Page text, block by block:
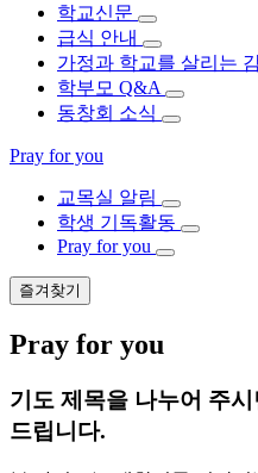
학교신문
급식 안내
가정과 학교를 살리는
학부모 Q&A
동창회 소식
Pray for you
교목실 알림
학생 기독활동
Pray for you
즐겨찾기
Pray for you
기도 제목을 나누어 주
드립니다.